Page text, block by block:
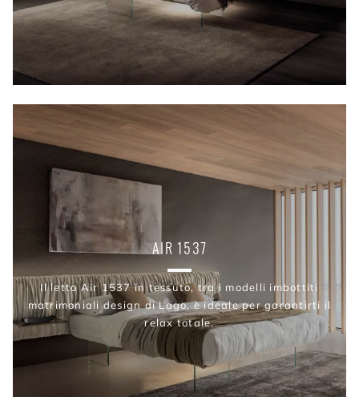
AIR 1537
Il letto Air 1537 in tessuto, tra i modelli imbottiti
matrimoniali design di Lago, è ideale per garantirti il
relax totale.